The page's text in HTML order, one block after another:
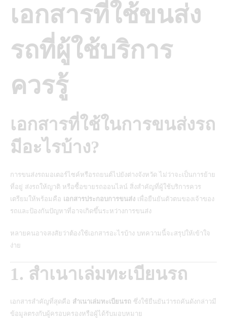
เอกสารที่ใช้ขนส่ง
รถที่ผู้ใช้บริการ
ควรรู้
เอกสารที่ใช้ในการขนส่งรถ
มีอะไรบ้าง?
การขนส่งรถมอเตอร์ไซค์หรือรถยนต์ไปยังต่างจังหวัด ไม่ว่าจะเป็นการย้าย
ที่อยู่ ส่งรถให้ญาติ หรือซื้อขายรถออนไลน์ สิ่งสำคัญที่ผู้ใช้บริการควร
เตรียมให้พร้อมคือ เอกสารประกอบการขนส่ง เพื่อยืนยันตัวตนของเจ้าของ
รถและป้องกันปัญหาที่อาจเกิดขึ้นระหว่างการขนส่ง
หลายคนอาจสงสัยว่าต้องใช้เอกสารอะไรบ้าง บทความนี้จะสรุปให้เข้าใจ
ง่าย
1. สำเนาเล่มทะเบียนรถ
เอกสารสำคัญที่สุดคือ สำเนาเล่มทะเบียนรถ ซึ่งใช้ยืนยันว่ารถคันดังกล่าวมี
ข้อมูลตรงกับผู้ครอบครองหรือผู้ได้รับมอบหมาย